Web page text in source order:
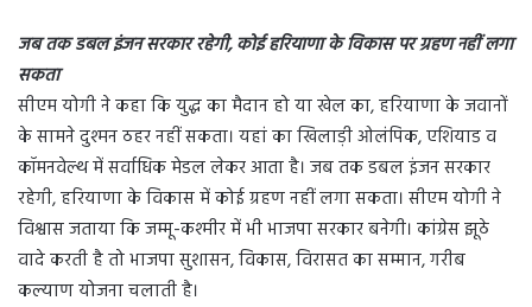
जब तक डबल इंजन सरकार रहेगी, कोई हरियाणा के विकास पर ग्रहण नहीं लगा
सकता
सीएम योगी ने कहा कि युद्ध का मैदान हो या खेल का, हरियाणा के जवानों
के सामने दुश्मन ठहर नहीं सकता। यहां का खिलाड़ी ओलंपिक, एशियाड व
कॉमनवेल्थ में सर्वाधिक मेडल लेकर आता है। जब तक डबल इंजन सरकार
रहेगी, हरियाणा के विकास में कोई ग्रहण नहीं लगा सकता। सीएम योगी ने
विश्वास जताया कि जम्मू-कश्मीर में भी भाजपा सरकार बनेगी। कांग्रेस झूठे
वादे करती है तो भाजपा सुशासन, विकास, विरासत का सम्मान, गरीब
कल्याण योजना चलाती है।